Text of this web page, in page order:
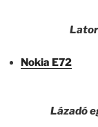
Nokia E72
Lázadó